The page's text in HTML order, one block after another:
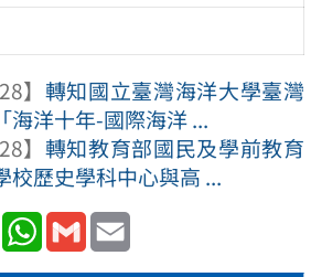
】 轉知國立臺灣海洋大學臺灣
海洋十年-國際海洋 ...
】 轉知教育部國民及學前教育
校歷史學科中心與高 ...
WeChatWhatsApp
Gmail